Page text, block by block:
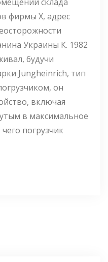
фирмы Х, адрес
Украины К. 1982
будучи
Jungheinrich, тип
он
включая
в максимальное
погрузчик